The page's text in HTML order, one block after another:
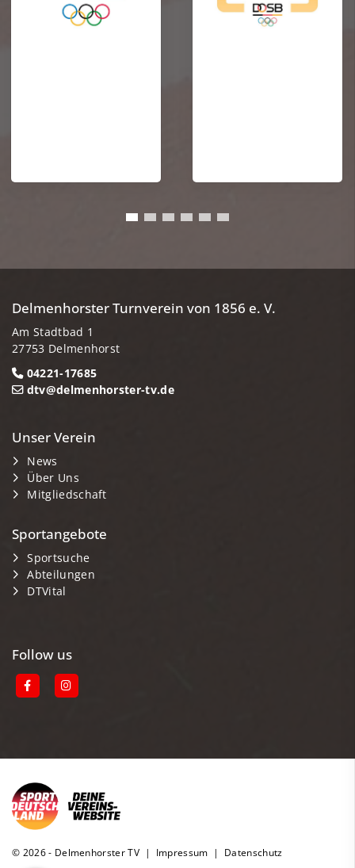
Delmenhorster Turnverein von 1856 e. V.
Am Stadtbad 1
27753 Delmenhorst
04221-17685
dtv@delmenhorster-tv.de
Unser Verein
News
Über Uns
Mitgliedschaft
Sportangebote
Sportsuche
Abteilungen
DTVital
Follow us
© 2026 - Delmenhorster TV | Impressum | Datenschutz